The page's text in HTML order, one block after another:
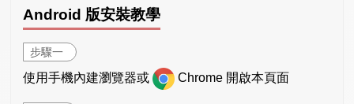
Android 版安裝教學
步驟一
使用手機內建瀏覽器或 Chrome 開啟本頁面